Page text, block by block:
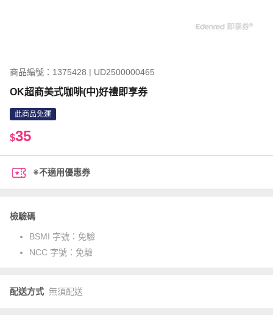
商品編號：1375428 | UD2500000465
OK超商美式咖啡(中)好禮即享券
此商品免運
$35
※不適用優惠券
檢驗碼
BSMI 字號： 免驗
NCC 字號： 免驗
配送方式 無須配送